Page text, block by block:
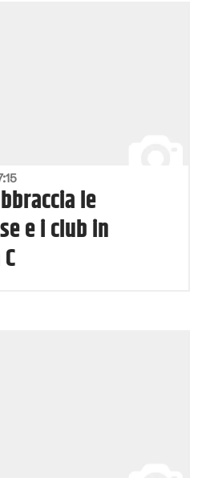
le
e i club in